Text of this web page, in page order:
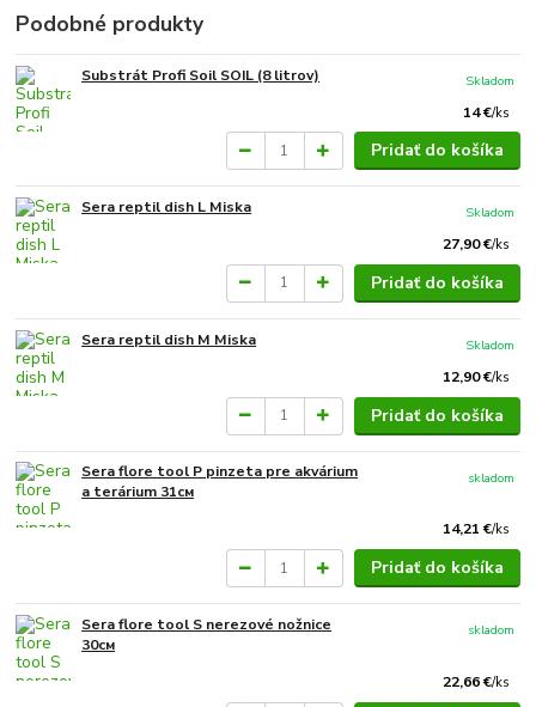
Podobné produkty
Substrát Profi Soil SOIL (8 litrov)
14 €/ks
Skladom
Pridať do košíka
Sera reptil dish L Miska
27,90 €/ks
Skladom
Pridať do košíka
Sera reptil dish M Miska
12,90 €/ks
Skladom
Pridať do košíka
Sera flore tool P pinzeta pre akvárium
a terárium 31см
14,21 €/ks
skladom
Pridať do košíka
Sera flore tool S nerezové nožnice
30см
22,66 €/ks
skladom